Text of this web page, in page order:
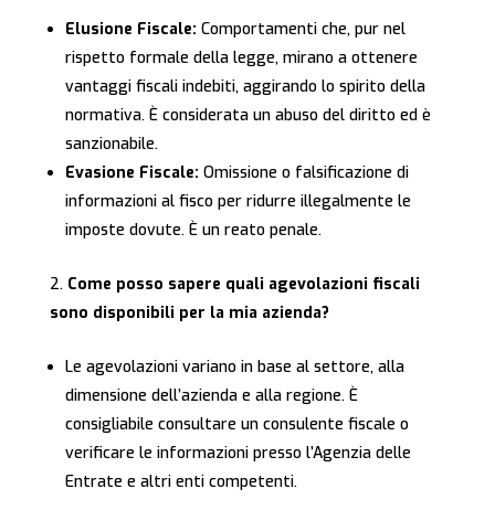
Elusione Fiscale: Comportamenti che, pur nel
rispetto formale della legge, mirano a ottenere
vantaggi fiscali indebiti, aggirando lo spirito della
normativa. È considerata un abuso del diritto ed è
sanzionabile.
Evasione Fiscale: Omissione o falsificazione di
informazioni al fisco per ridurre illegalmente le
imposte dovute. È un reato penale.
Come posso sapere quali agevolazioni fiscali
sono disponibili per la mia azienda?
Le agevolazioni variano in base al settore, alla
dimensione dell’azienda e alla regione. È
consigliabile consultare un consulente fiscale o
verificare le informazioni presso l’Agenzia delle
Entrate e altri enti competenti.